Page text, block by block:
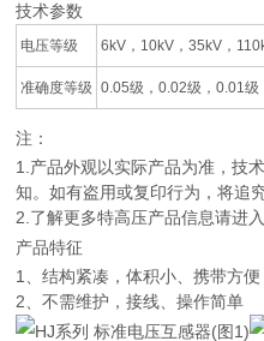
技术参数
电压等级 6kV，10kV，35kV，
准确度等级 0.05级，0.02级，0.01级
注：
1.产品外观以实际产品为准，技
知。如有盗用或复印行为，将追
2.了解更多特高压产品信息请进
产品特征
1、结构紧凑，体积小、携带方便
2、不需维护，接线、操作简单